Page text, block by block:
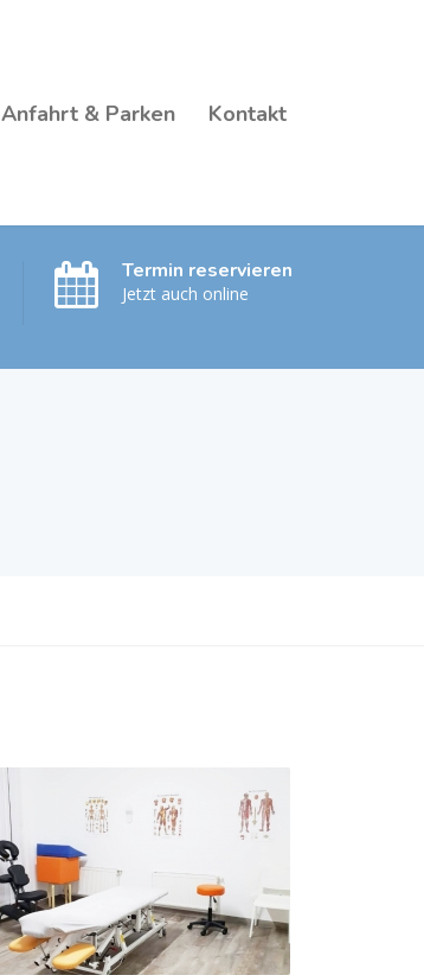
Anfahrt & Parken Kontakt
Termin reservieren
Jetzt auch online